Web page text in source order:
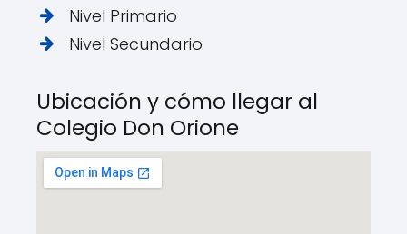
Nivel Primario
Nivel Secundario
Ubicación y cómo llegar al
Colegio Don Orione